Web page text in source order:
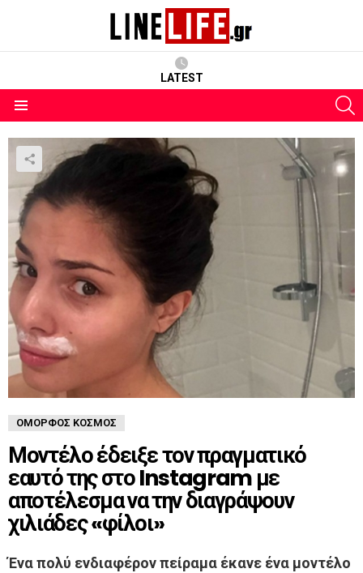
LATEST
ΌΜΟΡΦΟΣ ΚΌΣΜΟΣ
Μοντέλο έδειξε τον πραγματικό
εαυτό της στο Instagram με
αποτέλεσμα να την διαγράψουν
χιλιάδες «φίλοι»
Ένα πολύ ενδιαφέρον πείραμα έκανε ένα μοντέλο